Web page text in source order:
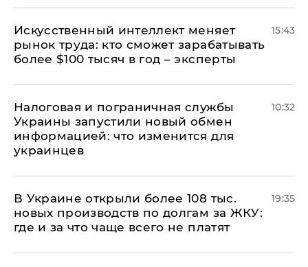
Искусственный интеллект меняет
рынок труда: кто сможет зарабатывать
более $100 тысяч в год – эксперты
15:43
Налоговая и пограничная службы
Украины запустили новый обмен
информацией: что изменится для
украинцев
10:32
В Украине открыли более 108 тыс.
новых производств по долгам за ЖКУ:
где и за что чаще всего не платят
19:35